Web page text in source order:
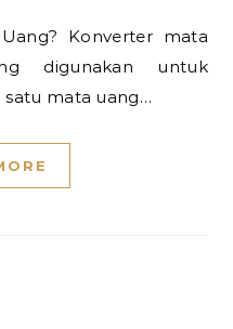
digunakan untuk
mata uang…